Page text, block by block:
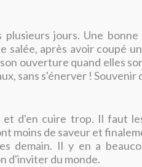
plusieurs jours. Une
salée, après avoir coupé
ouverture quand elles
sans s'énerver ! Souvenir
et d'en cuire trop. Il faut
moins de saveur et
demain. Il y en a
d'inviter du monde.